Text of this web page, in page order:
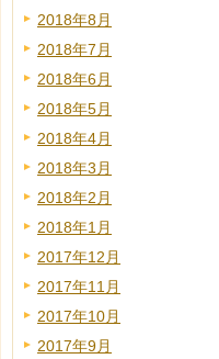
2018年8月
2018年7月
2018年6月
2018年5月
2018年4月
2018年3月
2018年2月
2018年1月
2017年12月
2017年11月
2017年10月
2017年9月